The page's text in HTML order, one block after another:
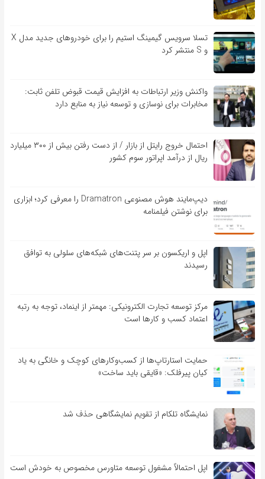
تسلا سرویس گیمینگ استیم را برای خودروهای جدید مدل X
و S منتشر کرد
واکنش وزیر ارتباطات به افزایش قیمت قبوض تلفن ثابت:
مخابرات برای نوسازی و توسعه نیاز به منابع دارد
احتمال خروج رایتل از بازار / از دست رفتن بیش از ۳۰۰ میلیارد
ریال از درآمد اپراتور سوم کشور
دیپ‌مایند هوش مصنوعی Dramatron را معرفی کرد؛ ابزاری
برای نوشتن فیلمنامه
اپل و اریکسون بر سر پتنت‌های شبکه‌های سلولی به توافق
رسیدند
مرکز توسعه تجارت الکترونیکی: مهمتر از اینماد، توجه به رتبه
اعتماد کسب و کارها است
حمایت استارتاپ‌ها از کسب‌وکارهای کوچک و خانگی به یاد
کیان پیرفلک: «قایقی باید ساخت»
نمایشگاه تلکام از تقویم نمایشگاهی حذف شد
اپل احتمالاً مشغول توسعه متاورس مخصوص به خودش است